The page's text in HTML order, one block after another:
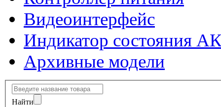
Видеоинтерфейс
Индикатор состояния
Архивные модели
Найти